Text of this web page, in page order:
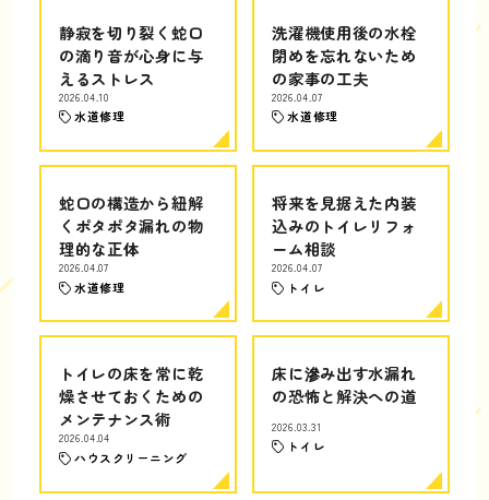
静寂を切り裂く蛇口
の滴り音が心身に与
えるストレス
2026.04.10
水道修理
洗濯機使用後の水栓
閉めを忘れないため
の家事の工夫
2026.04.07
水道修理
蛇口の構造から紐解
くポタポタ漏れの物
理的な正体
2026.04.07
水道修理
将来を見据えた内装
込みのトイレリフォ
ーム相談
2026.04.07
トイレ
トイレの床を常に乾
燥させておくための
メンテナンス術
2026.04.04
ハウスクリーニング
床に滲み出す水漏れ
の恐怖と解決への道
2026.03.31
トイレ